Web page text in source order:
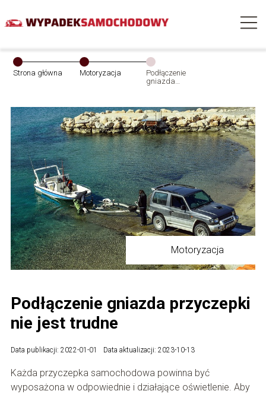
Strona główna Motoryzacja
Podłączenie
gniazda
Motoryzacja
Podłączenie gniazda przyczepki
nie jest trudne
Data publikacji: 2022-01-01 Data aktualizacji: 2023-10-13
Każda przyczepka samochodowa powinna być
wyposażona w odpowiednie i działające oświetlenie. Aby